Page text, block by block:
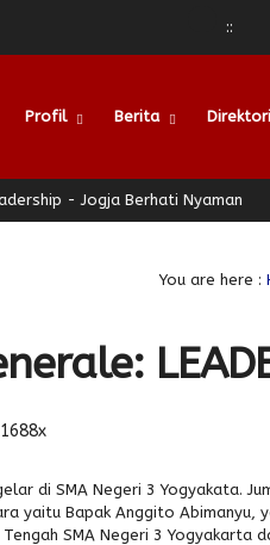
::
Profil Berita Direktori
- Jogja Berhati Nyaman
You are here :
di SMA Negeri 3 Yogyakata.
yaitu Bapak Anggito Abimanyu,
SMA Negeri 3